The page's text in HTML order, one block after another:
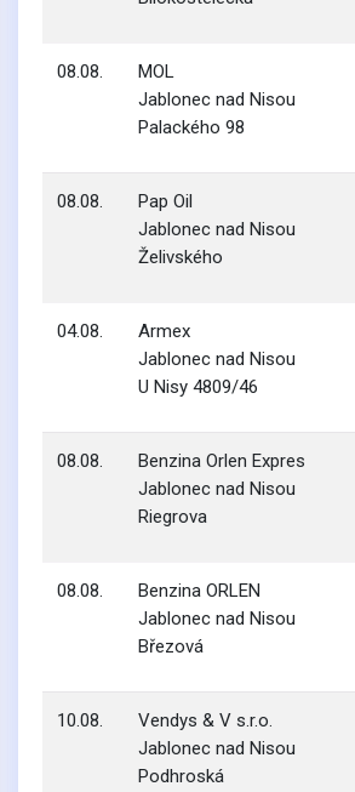
08.08.
MOL
Jablonec nad Nisou
Palackého 98
08.08.
Pap Oil
Jablonec nad Nisou
Želivského
04.08.
Armex
Jablonec nad Nisou
U Nisy 4809/46
08.08.
Benzina Orlen Expres
Jablonec nad Nisou
Riegrova
08.08.
Benzina ORLEN
Jablonec nad Nisou
Březová
10.08.
Vendys & V s.r.o.
Jablonec nad Nisou
Podhroská